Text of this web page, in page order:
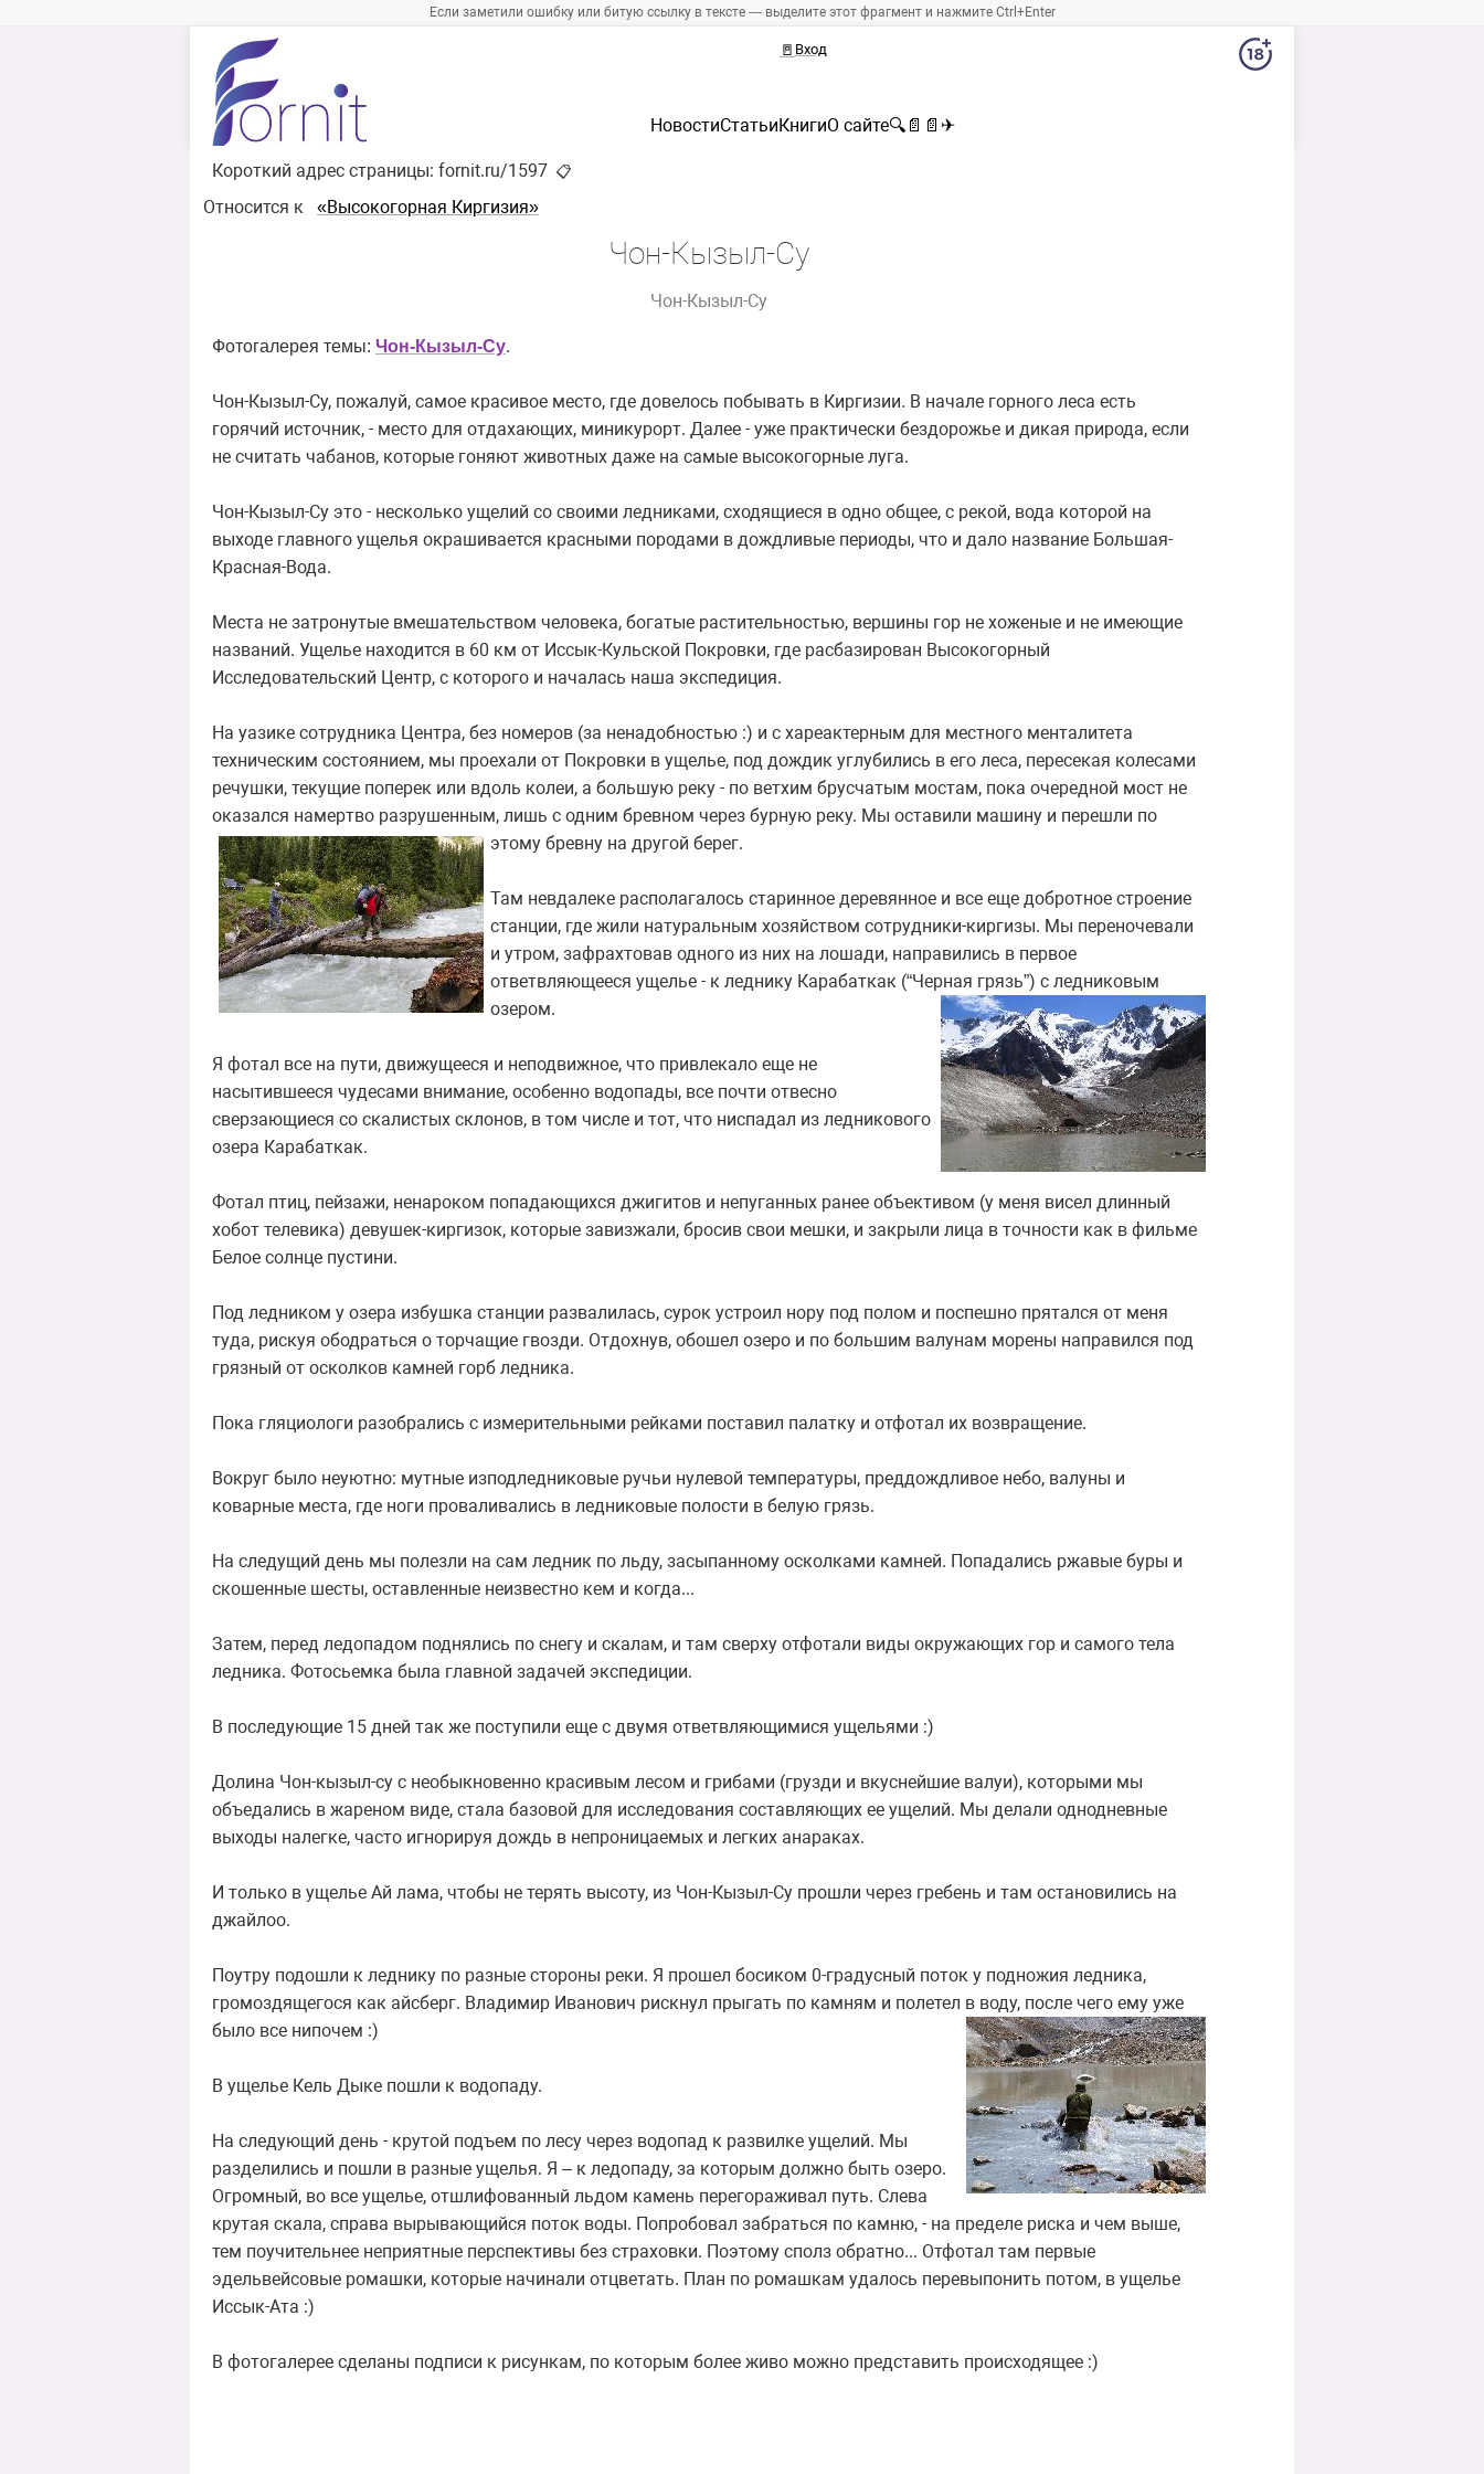
Если заметили ошибку или битую ссылку в тексте — выделите этот фрагмент и нажмите Ctrl+Enter
🚪 Вход
НовостиСтатьиКнигиО сайте🔍 📄 📄 ✈
Короткий адрес страницы: fornit.ru/1597 📋
Относится к «Высокогорная Киргизия»
Чон-Кызыл-Су
Чон-Кызыл-Су
Фотогалерея темы: Чон-Кызыл-Су.
Чон-Кызыл-Су, пожалуй, самое красивое место, где довелось побывать в Киргизии. В начале горного леса есть
горячий источник, - место для отдахающих, миникурорт. Далее - уже практически бездорожье и дикая природа, если
не считать чабанов, которые гоняют животных даже на самые высокогорные луга.
Чон-Кызыл-Су это - несколько ущелий со своими ледниками, сходящиеся в одно общее, с рекой, вода которой на
выходе главного ущелья окрашивается красными породами в дождливые периоды, что и дало название Большая-
Красная-Вода.
Места не затронутые вмешательством человека, богатые растительностью, вершины гор не хоженые и не имеющие
названий. Ущелье находится в 60 км от Иссык-Кульской Покровки, где расбазирован Высокогорный
Исследовательский Центр, с которого и началась наша экспедиция.
На уазике сотрудника Центра, без номеров (за ненадобностью :) и с хареактерным для местного менталитета
техническим состоянием, мы проехали от Покровки в ущелье, под дождик углубились в его леса, пересекая колесами
речушки, текущие поперек или вдоль колеи, а большую реку - по ветхим брусчатым мостам, пока очередной мост не
оказался намертво разрушенным, лишь с одним бревном через бурную реку. Мы оставили машину и перешли по
этому бревну на другой берег.
Там невдалеке располагалось старинное деревянное и все еще добротное строение
станции, где жили натуральным хозяйством сотрудники-киргизы. Мы переночевали
и утром, зафрахтовав одного из них на лошади, направились в первое
ответвляющееся ущелье - к леднику Карабаткак (“Черная грязь”) с ледниковым
озером.
Я фотал все на пути, движущееся и неподвижное, что привлекало еще не
насытившееся чудесами внимание, особенно водопады, все почти отвесно
сверзающиеся со скалистых склонов, в том числе и тот, что ниспадал из ледникового
озера Карабаткак.
Фотал птиц, пейзажи, ненароком попадающихся джигитов и непуганных ранее объективом (у меня висел длинный
хобот телевика) девушек-киргизок, которые завизжали, бросив свои мешки, и закрыли лица в точности как в фильме
Белое солнце пустини.
Под ледником у озера избушка станции развалилась, сурок устроил нору под полом и поспешно прятался от меня
туда, рискуя ободраться о торчащие гвозди. Отдохнув, обошел озеро и по большим валунам морены направился под
грязный от осколков камней горб ледника.
Пока гляциологи разобрались с измерительными рейками поставил палатку и отфотал их возвращение.
Вокруг было неуютно: мутные изподледниковые ручьи нулевой температуры, преддождливое небо, валуны и
коварные места, где ноги проваливались в ледниковые полости в белую грязь.
На следущий день мы полезли на сам ледник по льду, засыпанному осколками камней. Попадались ржавые буры и
скошенные шесты, оставленные неизвестно кем и когда...
Затем, перед ледопадом поднялись по снегу и скалам, и там сверху отфотали виды окружающих гор и самого тела
ледника. Фотосьемка была главной задачей экспедиции.
В последующие 15 дней так же поступили еще с двумя ответвляющимися ущельями :)
Долина Чон-кызыл-су с необыкновенно красивым лесом и грибами (грузди и вкуснейшие валуи), которыми мы
объедались в жареном виде, стала базовой для исследования составляющих ее ущелий. Мы делали однодневные
выходы налегке, часто игнорируя дождь в непроницаемых и легких анараках.
И только в ущелье Ай лама, чтобы не терять высоту, из Чон-Кызыл-Су прошли через гребень и там остановились на
джайлоо.
Поутру подошли к леднику по разные стороны реки. Я прошел босиком 0-градусный поток у подножия ледника,
громоздящегося как айсберг. Владимир Иванович рискнул прыгать по камням и полетел в воду, после чего ему уже
было все нипочем :)
В ущелье Кель Дыке пошли к водопаду.
На следующий день - крутой подъем по лесу через водопад к развилке ущелий. Мы
разделились и пошли в разные ущелья. Я – к ледопаду, за которым должно быть озеро.
Огромный, во все ущелье, отшлифованный льдом камень перегораживал путь. Слева
крутая скала, справа вырывающийся поток воды. Попробовал забраться по камню, - на пределе риска и чем выше,
тем поучительнее неприятные перспективы без страховки. Поэтому сполз обратно... Отфотал там первые
эдельвейсовые ромашки, которые начинали отцветать. План по ромашкам удалось перевыпонить потом, в ущелье
Иссык-Ата :)
В фотогалерее сделаны подписи к рисункам, по которым более живо можно представить происходящее :)